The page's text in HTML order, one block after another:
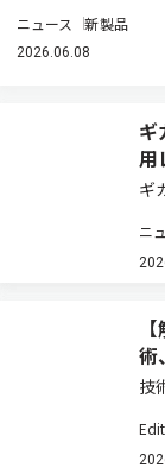
ニュース 新製品
2026.06.08
ギ
用
源
ギ
制
近
ニ
術
技
研
換